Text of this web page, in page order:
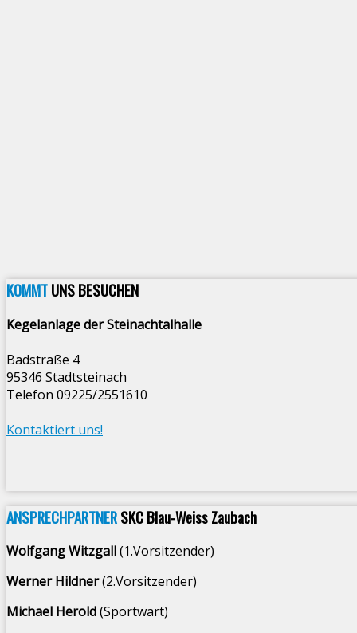
KOMMTUNS BESUCHEN
Kegelanlage der Steinachtalhalle
Badstraße 4
95346 Stadtsteinach
Telefon 09225/2551610
Kontaktiert uns!
ANSPRECHPARTNERSKC Blau-Weiss Zaubach
Wolfgang Witzgall(1.Vorsitzender)
Werner Hildner(2.Vorsitzender)
Michael Herold(Sportwart)